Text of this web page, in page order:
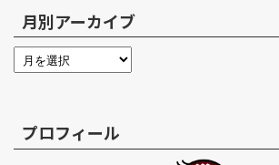
月別アーカイブ
プロフィール